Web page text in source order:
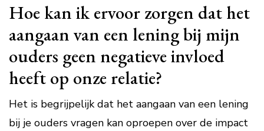
Hoe kan ik ervoor zorgen dat het
aangaan van een lening bij mijn
ouders geen negatieve invloed
heeft op onze relatie?
Het is begrijpelijk dat het aangaan van een lening
bij je ouders vragen kan oproepen over de impact